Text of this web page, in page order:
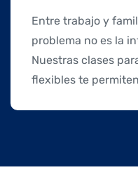
Entre trabajo y
problema no es la
Nuestras clases
flexibles te